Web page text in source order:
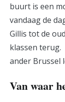
buurt is een
vandaag de
Gillis tot de
klassen terug.
ander Brussel
Van waar